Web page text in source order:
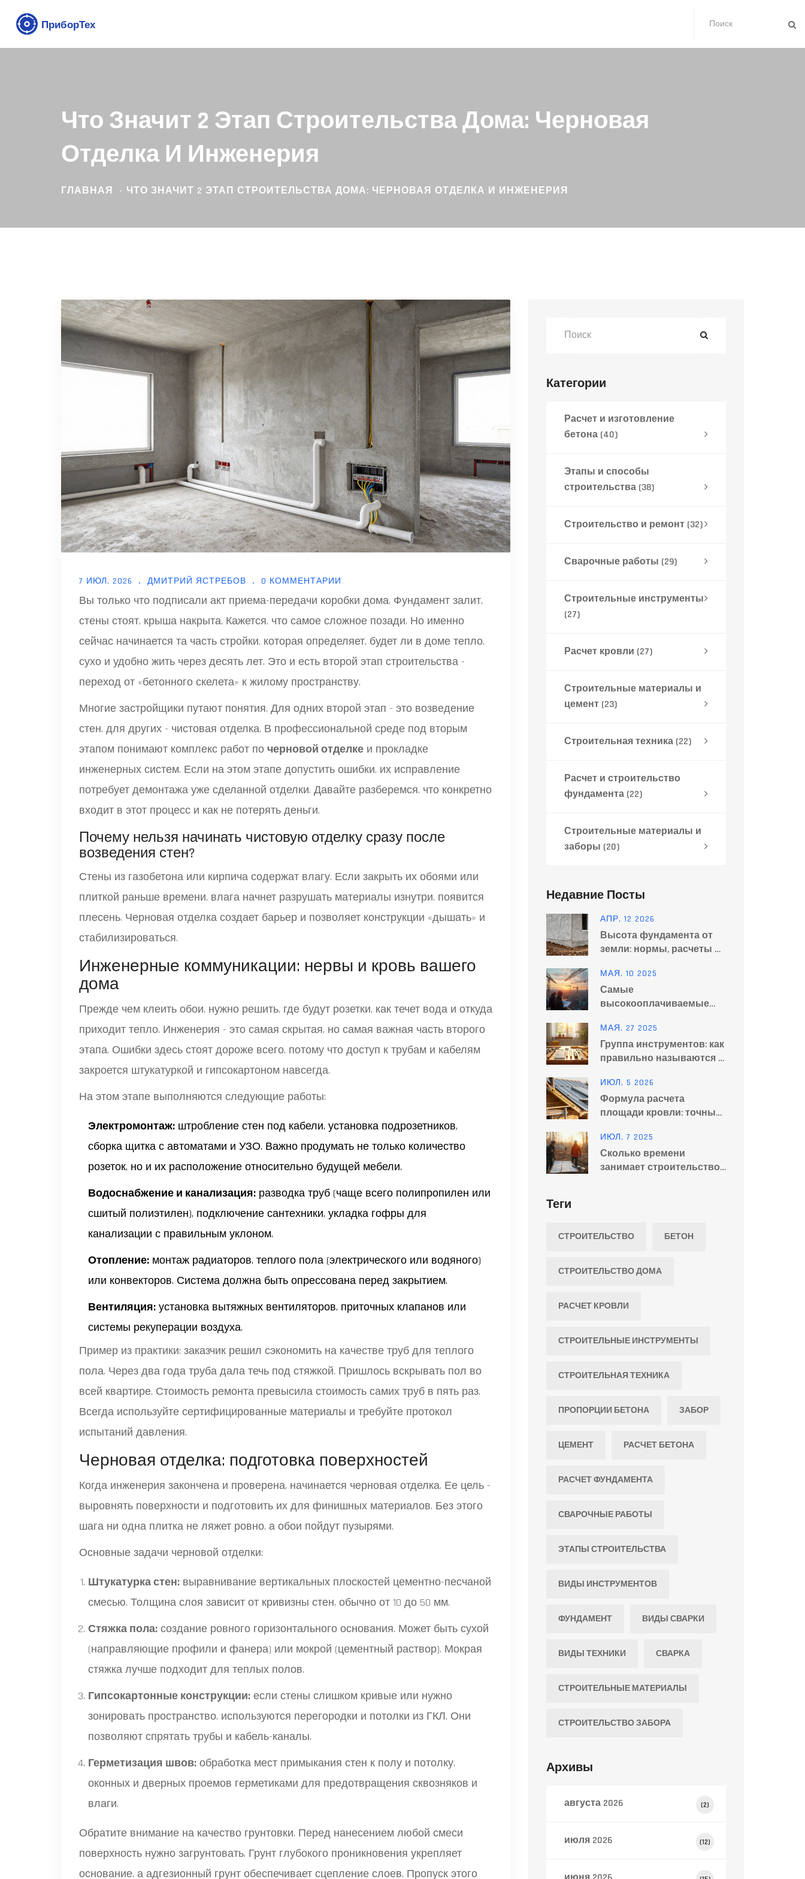
Что Значит 2 Этап Строительства Дома: Черновая
Отделка И Инженерия
ГЛАВНАЯ ЧТО ЗНАЧИТ 2 ЭТАП СТРОИТЕЛЬСТВА ДОМА: ЧЕРНОВАЯ ОТДЕЛКА И ИНЖЕНЕРИЯ
7 ИЮЛ, 2026 ДМИТРИЙ ЯСТРЕБОВ 0 КОММЕНТАРИИ
Вы только что подписали акт приема-передачи коробки дома. Фундамент залит,
стены стоят, крыша накрыта. Кажется, что самое сложное позади. Но именно
сейчас начинается та часть стройки, которая определяет, будет ли в доме тепло,
сухо и удобно жить через десять лет. Это и есть второй этап строительства -
переход от «бетонного скелета» к жилому пространству.
Многие застройщики путают понятия. Для одних второй этап - это возведение
стен, для других - чистовая отделка. В профессиональной среде под вторым
этапом понимают комплекс работ по черновой отделке и прокладке
инженерных систем. Если на этом этапе допустить ошибки, их исправление
потребует демонтажа уже сделанной отделки. Давайте разберемся, что конкретно
входит в этот процесс и как не потерять деньги.
Почему нельзя начинать чистовую отделку сразу после
возведения стен?
Стены из газобетона или кирпича содержат влагу. Если закрыть их обоями или
плиткой раньше времени, влага начнет разрушать материалы изнутри, появится
плесень. Черновая отделка создает барьер и позволяет конструкции «дышать» и
стабилизироваться.
Инженерные коммуникации: нервы и кровь вашего
дома
Прежде чем клеить обои, нужно решить, где будут розетки, как течет вода и откуда
приходит тепло. Инженерия - это самая скрытая, но самая важная часть второго
этапа. Ошибки здесь стоят дороже всего, потому что доступ к трубам и кабелям
закроется штукатуркой и гипсокартоном навсегда.
На этом этапе выполняются следующие работы:
Электромонтаж: штробление стен под кабели, установка подрозетников,
сборка щитка с автоматами и УЗО. Важно продумать не только количество
розеток, но и их расположение относительно будущей мебели.
Водоснабжение и канализация: разводка труб (чаще всего полипропилен или
сшитый полиэтилен), подключение сантехники, укладка гофры для
канализации с правильным уклоном.
Отопление: монтаж радиаторов, теплого пола (электрического или водяного)
или конвекторов. Система должна быть опрессована перед закрытием.
Вентиляция: установка вытяжных вентиляторов, приточных клапанов или
системы рекуперации воздуха.
Пример из практики: заказчик решил сэкономить на качестве труб для теплого
пола. Через два года труба дала течь под стяжкой. Пришлось вскрывать пол во
всей квартире. Стоимость ремонта превысила стоимость самих труб в пять раз.
Всегда используйте сертифицированные материалы и требуйте протокол
испытаний давления.
Черновая отделка: подготовка поверхностей
Когда инженерия закончена и проверена, начинается черновая отделка. Ее цель -
выровнять поверхности и подготовить их для финишных материалов. Без этого
шага ни одна плитка не ляжет ровно, а обои пойдут пузырями.
Основные задачи черновой отделки:
Штукатурка стен: выравнивание вертикальных плоскостей цементно-песчаной
смесью. Толщина слоя зависит от кривизны стен, обычно от 10 до 50 мм.
Стяжка пола: создание ровного горизонтального основания. Может быть сухой
(направляющие профили и фанера) или мокрой (цементный раствор). Мокрая
стяжка лучше подходит для теплых полов.
Гипсокартонные конструкции: если стены слишком кривые или нужно
зонировать пространство, используются перегородки и потолки из ГКЛ. Они
позволяют спрятать трубы и кабель-каналы.
Герметизация швов: обработка мест примыкания стен к полу и потолку,
оконных и дверных проемов герметиками для предотвращения сквозняков и
влаги.
Обратите внимание на качество грунтовки. Перед нанесением любой смеси
поверхность нужно загрунтовать. Грунт глубокого проникновения укрепляет
основание, а адгезионный грунт обеспечивает сцепление слоев. Пропуск этого
Категории
Расчет и изготовление
бетона (40)
Этапы и способы
строительства (38)
Строительство и ремонт (32)
Сварочные работы (29)
Строительные инструменты
(27)
Расчет кровли (27)
Строительные материалы и
цемент (23)
Строительная техника (22)
Расчет и строительство
фундамента (22)
Строительные материалы и
заборы (20)
Недавние Посты
АПР, 12 2026
Высота фундамента от
земли: нормы, расчеты и
строительстве
МАЯ, 10 2025
Самые
высокооплачиваемые
профессии: кто
зарабатывает больше
всех
МАЯ, 27 2025
Группа инструментов: как
правильно называются и
ИЮЛ, 5 2026
Формула расчета
площади кровли: точные
типов крыш
ИЮЛ, 7 2025
Сколько времени
занимает строительство
Теги
СТРОИТЕЛЬСТВО БЕТОН
СТРОИТЕЛЬСТВО ДОМА
РАСЧЕТ КРОВЛИ
СТРОИТЕЛЬНЫЕ ИНСТРУМЕНТЫ
СТРОИТЕЛЬНАЯ ТЕХНИКА
ПРОПОРЦИИ БЕТОНА ЗАБОР
ЦЕМЕНТ РАСЧЕТ БЕТОНА
РАСЧЕТ ФУНДАМЕНТА
СВАРОЧНЫЕ РАБОТЫ
ЭТАПЫ СТРОИТЕЛЬСТВА
ВИДЫ ИНСТРУМЕНТОВ
ФУНДАМЕНТ ВИДЫ СВАРКИ
ВИДЫ ТЕХНИКИ СВАРКА
СТРОИТЕЛЬНЫЕ МАТЕРИАЛЫ
СТРОИТЕЛЬСТВО ЗАБОРА
Архивы
августа 2026 (2)
июля 2026 (12)